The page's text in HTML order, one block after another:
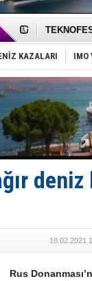
TAYK -
Tersane
İngiliz
FESCO,
DESE,
35 milyon
İnsansız
Yüzyıl
Anadolu
Derince,
İTU AUV,
KAZALARI IMO
18.02.2021
Rus